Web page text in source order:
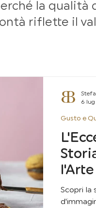
la qualità
riflette il
Scopri la
Gusto e
6 lug